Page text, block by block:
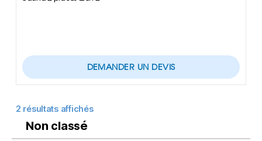
DEMANDER UN DEVIS
2 résultats affichés
Non classé